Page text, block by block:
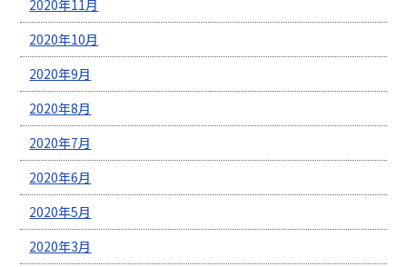
2020年11月
2020年10月
2020年9月
2020年8月
2020年7月
2020年6月
2020年5月
2020年3月